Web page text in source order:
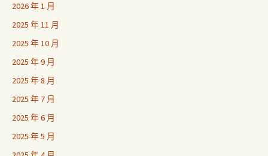
2026 年 1 月
2025 年 11 月
2025 年 10 月
2025 年 9 月
2025 年 8 月
2025 年 7 月
2025 年 6 月
2025 年 5 月